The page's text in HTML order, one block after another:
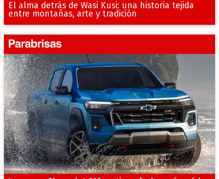
El alma detrás de Wasi Kusi: una historia tejida
entre montañas, arte y tradición